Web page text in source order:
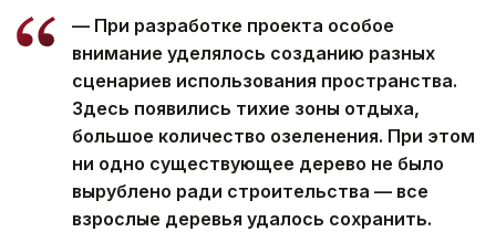
— При разработке проекта особое
внимание уделялось созданию разных
сценариев использования пространства.
Здесь появились тихие зоны отдыха,
большое количество озеленения. При этом
ни одно существующее дерево не было
вырублено ради строительства — все
взрослые деревья удалось сохранить.